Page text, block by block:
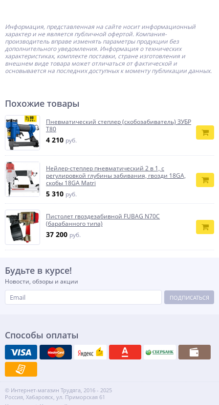
Информация, представленная на сайте носит информационный
характер и не является публичной офертой. Компания-
производитель вправе изменять параметры продукции без
дополнительного уведомления. Информация о технических
характеристиках, комплекте поставки, стране изготовления и
внешнем виде товара может отличаться от фактической и
основывается на последних доступных к моменту публикации данных.
Похожие товары
Пневматический степлер (скобозабиватель) ЗУБР
Т80
4 210 руб.
Нейлер-степлер пневматический 2 в 1, с
регулировкой глубины забивания, гвозди 18GA,
скобы 18GA Matri
5 310 руб.
Пистолет гвоздезабивной FUBAG N70С
(барабанного типа)
37 200 руб.
Будьте в курсе!
Новости, обзоры и акции
ПОДПИСАТЬСЯ
Способы оплаты
© Интернет-магазин Трудяга, 2016 - 2025
Россия, Хабаровск, ул. Приморская 61